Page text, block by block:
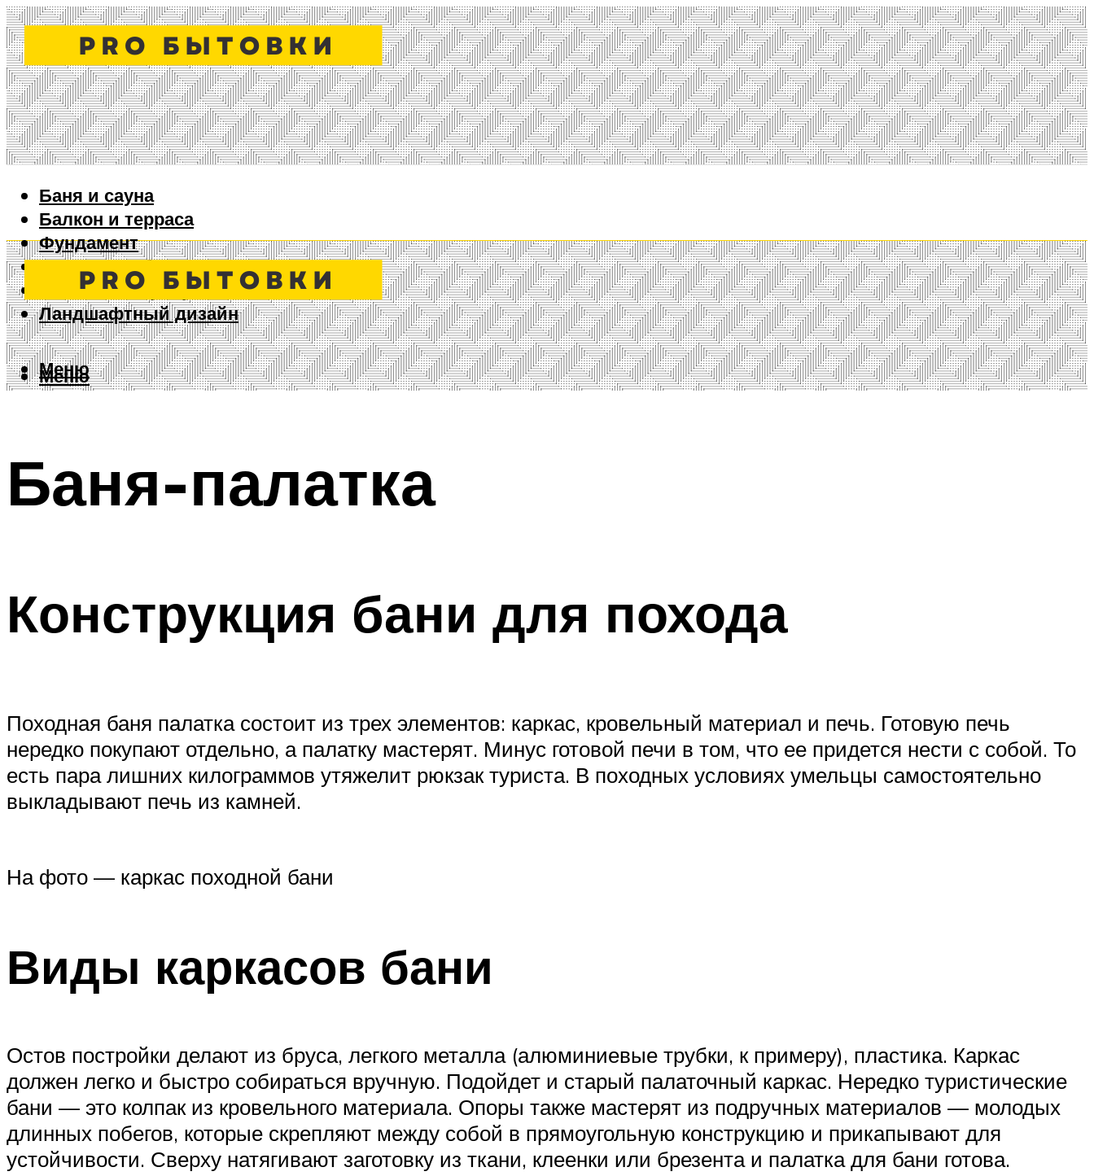
Баня и сауна
Балкон и терраса
Фундамент
Ворота и забор
Дизайн интерьера
Ландшафтный дизайн
Меню
Меню
Баня-палатка
Конструкция бани для похода
Походная баня палатка состоит из трех элементов: каркас, кровельный материал и печь. Готовую печь
нередко покупают отдельно, а палатку мастерят. Минус готовой печи в том, что ее придется нести с собой. То
есть пара лишних килограммов утяжелит рюкзак туриста. В походных условиях умельцы самостоятельно
выкладывают печь из камней.
На фото — каркас походной бани
Виды каркасов бани
Остов постройки делают из бруса, легкого металла (алюминиевые трубки, к примеру), пластика. Каркас
должен легко и быстро собираться вручную. Подойдет и старый палаточный каркас. Нередко туристические
бани — это колпак из кровельного материала. Опоры также мастерят из подручных материалов — молодых
длинных побегов, которые скрепляют между собой в прямоугольную конструкцию и прикапывают для
устойчивости. Сверху натягивают заготовку из ткани, клеенки или брезента и палатка для бани готова.